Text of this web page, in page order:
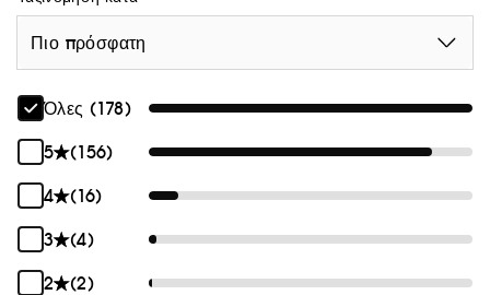
Πιο πρόσφατη
Όλες (178)
5
(156)
4
(16)
3
(4)
2
(2)